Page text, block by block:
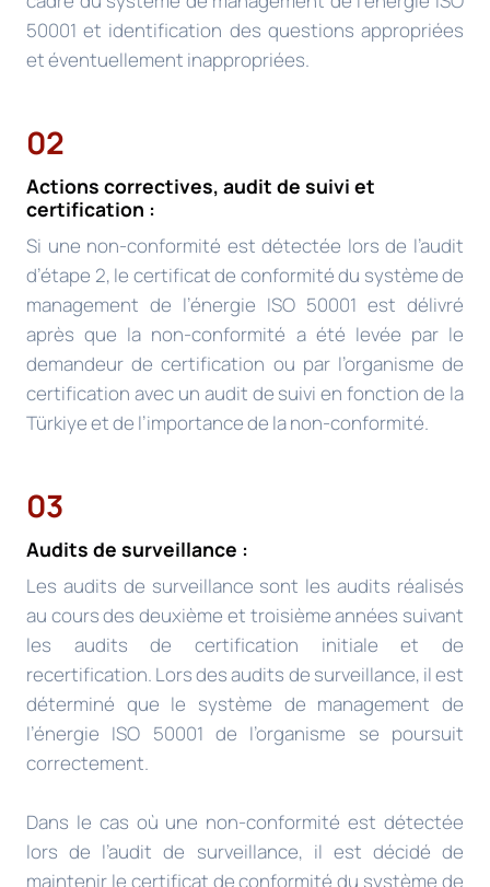
50001 et identification des questions appropriées
et éventuellement inappropriées.
02
Actions correctives, audit de suivi et
certification :
Si une non-conformité est détectée lors de l’audit
d’étape 2, le certificat de conformité du système de
management de l’énergie ISO 50001 est délivré
après que la non-conformité a été levée par le
demandeur de certification ou par l’organisme de
certification avec un audit de suivi en fonction de la
Türkiye et de l’importance de la non-conformité.
03
Audits de surveillance :
Les audits de surveillance sont les audits réalisés
au cours des deuxième et troisième années suivant
les audits de certification initiale et de
recertification. Lors des audits de surveillance, il est
déterminé que le système de management de
l’énergie ISO 50001 de l’organisme se poursuit
correctement.
Dans le cas où une non-conformité est détectée
lors de l’audit de surveillance, il est décidé de
maintenir le certificat de conformité du système de